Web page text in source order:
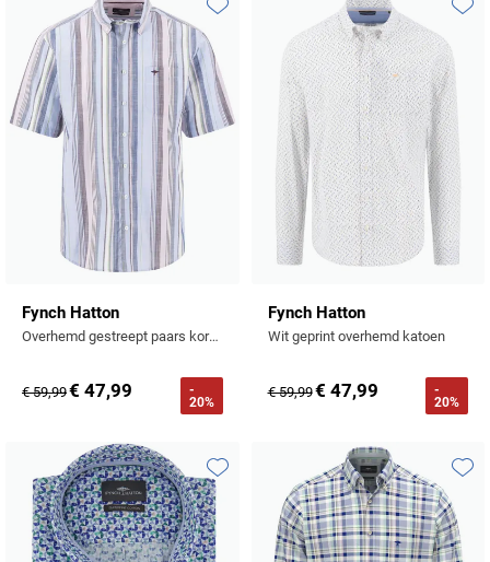
Fynch Hatton
Overhemd gestreept paars korte mouw met borstzak
€ 59,99€ 47,99
-
20%
Toevoegen aan favorieten
Fynch Hatton
Wit geprint overhemd katoen
€ 59,99€ 47,99
-
20%
Toevoegen aan favorieten